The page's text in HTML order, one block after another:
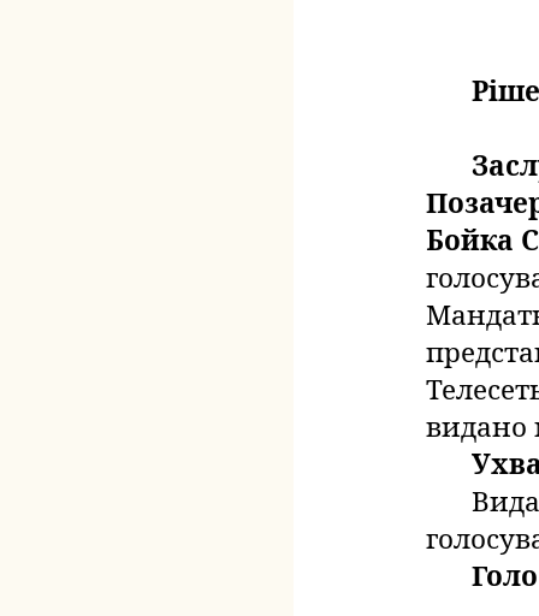
Бойка
видано